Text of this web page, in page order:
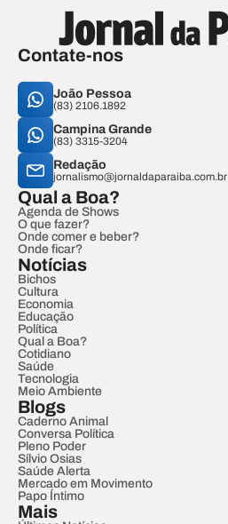
Contate-nos
João Pessoa
(83) 2106.1892
Campina Grande
(83) 3315-3204
Redação
jornalismo@jornaldaparaiba.com.br
Qual a Boa?
Agenda de Shows
O que fazer?
Onde comer e beber?
Onde ficar?
Notícias
Bichos
Cultura
Economia
Educação
Política
Qual a Boa?
Cotidiano
Saúde
Tecnologia
Meio Ambiente
Blogs
Caderno Animal
Conversa Política
Pleno Poder
Sílvio Osias
Saúde Alerta
Mercado em Movimento
Papo Íntimo
Mais